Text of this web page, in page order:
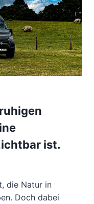
ist.
die Natur in
Doch dabei